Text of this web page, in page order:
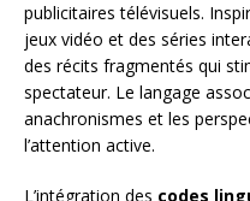
publicitaires télévisuels.
jeux vidéo et des séries
des récits fragmentés qui
spectateur. Le langage
anachronismes et les
l’attention active.
L’intégration des codes